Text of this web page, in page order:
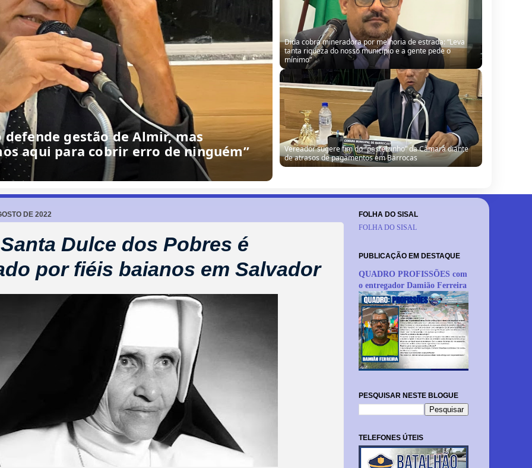
Vereador sugere fim do “pastelzinho” da Câmara diante
de atrasos de pagamentos em Barrocas
Na Câmara Municipal, Sinésio defende gestão de Almir,
mas reconhece falhas: “Não estamos aqui para cobrir
erro de ninguém”
DE 2022
Dulce dos Pobres é
por fiéis baianos em Salvador
FOLHA DO SISAL
FOLHA DO SISAL
PUBLICAÇÃO EM DESTAQUE
QUADRO PROFISSÕES com
o entregador Damião Ferreira
PESQUISAR NESTE BLOGUE
TELEFONES ÚTEIS